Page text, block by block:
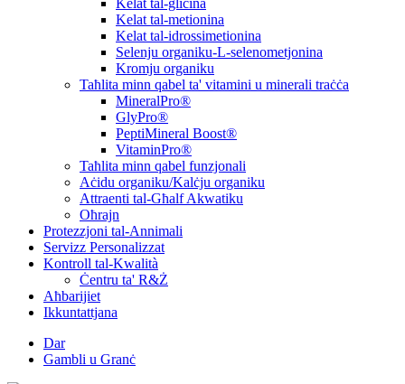
Kelat tal-gliċina
Kelat tal-metionina
Kelat tal-idrossimetionina
Selenju organiku-L-selenometjonina
Kromju organiku
Taħlita minn qabel ta' vitamini u minerali traċċa
MineralPro®
GlyPro®
PeptiMineral Boost®
VitaminPro®
Taħlita minn qabel funzjonali
Aċidu organiku/Kalċju organiku
Attraenti tal-Għalf Akwatiku
Oħrajn
Protezzjoni tal-Annimali
Servizz Personalizzat
Kontroll tal-Kwalità
Ċentru ta' R&Ż
Aħbarijiet
Ikkuntattjana
Dar
Gambli u Granċ